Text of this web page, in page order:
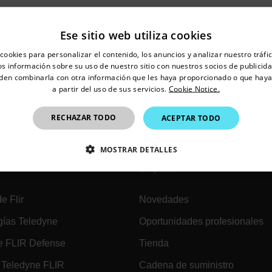
Flir
Teledyne
FLIR Defense
FLIR
Novedades
Oportunidades profesionales
Tienda
Cadena de suministro
Confirm Location
and language from the options below to access the
Spain
Ese sitio web utiliza cookies
para personalizar el contenido, los anuncios y analizar nuestro
información sobre su uso de nuestro sitio con nuestros socios de
combinarla con otra información que les haya proporcionado o que
a partir del uso de sus servicios. Cookie Notice.
ACEPTAR TODO
RECHAZAR TODO
MOSTRAR DETALLES
COOKIES DE RENDIMIENTO
COOKIES DE FUNCIONALIDAD
necesarias Cookies de rendimiento Cookies de preferencias